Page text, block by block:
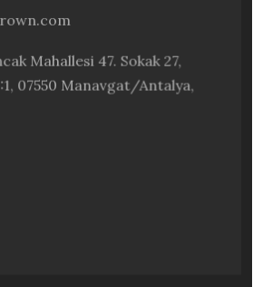
Mahallesi 47. Sokak 27,
07550 Manavgat/Antalya,